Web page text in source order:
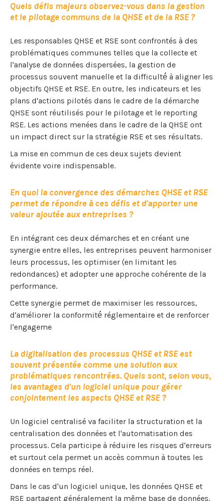
Quels défis majeurs observez-vous dans la gestion
et le pilotage communs de la QHSE et de la RSE ?
Les responsables QHSE et RSE sont confrontés à des
problématiques communes telles que la collecte et
l'analyse de données dispersées, la gestion de
processus souvent manuelle et la difficulté́ à aligner les
objectifs QHSE et RSE. En outre, les indicateurs et les
plans d'actions pilotés dans le cadre de la démarche
QHSE sont réutilisés pour le pilotage et le reporting
RSE. Les actions menées dans le cadre de la QHSE ont
un impact direct sur la stratégie RSE et ses résultats.
La mise en commun de ces deux sujets devient
évidente voire indispensable.
En quoi la convergence des démarches QHSE et RSE
permet de répondre à ces défis et d'apporter une
valeur ajoutée aux entreprises ?
En intégrant ces deux démarches et en créant une
synergie entre elles, les entreprises peuvent harmoniser
leurs processus, les optimiser (en limitant les
redondances) et adopter une approche cohérente de la
performance.
Cette synergie permet de maximiser les ressources,
d'améliorer la conformité́ réglementaire et de renforcer
l'engageme
La digitalisation des processus QHSE et RSE est
souvent présentée comme une solution aux
problématiques rencontrées. Quels sont, selon vous,
les avantages d'un logiciel unique pour gérer
conjointement les aspects QHSE et RSE ?
Un logiciel centralisé va faciliter la structuration et la
centralisation des données et l'automatisation des
processus. Cela participe à réduire les risques d'erreurs
et surtout cela permet un accès commun à toutes les
données en temps réel.
Dans le cas d'un logiciel unique, les données QHSE et
RSE partagent généralement la même base de données.